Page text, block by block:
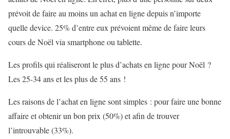
prévoit de faire au moins un achat en ligne depuis n’importe
quelle device. 25% d’entre eux prévoient même de faire leurs
cours de Noël via smartphone ou tablette.
Les profils qui réaliseront le plus d’achats en ligne pour Noël ?
Les 25-34 ans et les plus de 55 ans !
Les raisons de l’achat en ligne sont simples : pour faire une bonne
affaire et obtenir un bon prix (50%) et afin de trouver
l’introuvable (33%).